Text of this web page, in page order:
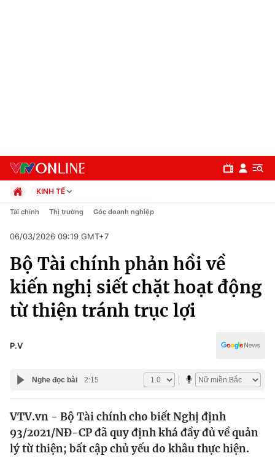
Chuyên mục
Chính trị
Xã hội
Pháp luật
Y tế
Thế giới
Tin tức
Kinh tế
KINH TẾ
Chính trị
Pháp luật
Kinh tế
Thể thao
Truyền hình
Văn hóa - Giải trí
Tài chính Thị trường Góc doanh nghiệp
06/03/2026 09:19 GMT+7
Bộ Tài chính phản hồi về
kiến nghị siết chặt hoạt động
từ thiện tránh trục lợi
P.V
Nghe đọc bài 2:15
VTV.vn - Bộ Tài chính cho biết Nghị định
93/2021/NĐ-CP đã quy định khá đầy đủ về quản
lý từ thiện; bất cập chủ yếu do khâu thực hiện.